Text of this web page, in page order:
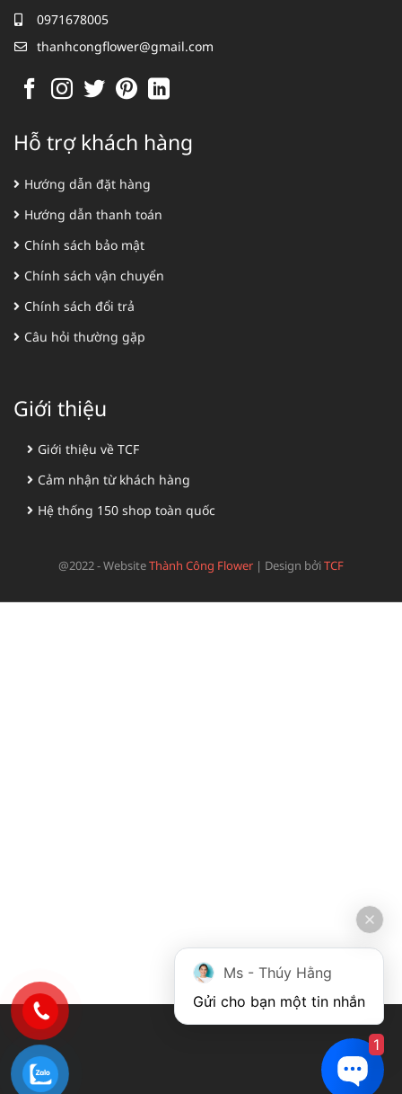
0971678005
thanhcongflower@gmail.com
Hỗ trợ khách hàng
Hướng dẫn đặt hàng
Hướng dẫn thanh toán
Chính sách bảo mật
Chính sách vận chuyển
Chính sách đổi trả
Câu hỏi thường gặp
Giới thiệu
Giới thiệu về TCF
Cảm nhận từ khách hàng
Hệ thống 150 shop toàn quốc
@2022 - WebsiteThành Công Flower | Design bởiTCF
Ms - Thúy Hằng
Gửi cho bạn một tin nhắn
1